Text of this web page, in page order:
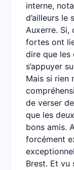
interne,
d’ailleurs le
Auxerre. Si,
fortes ont
dire que les
s’appuyer
Mais si rien
de verser
que les
bons amis.
forcément
Brest. Et vu